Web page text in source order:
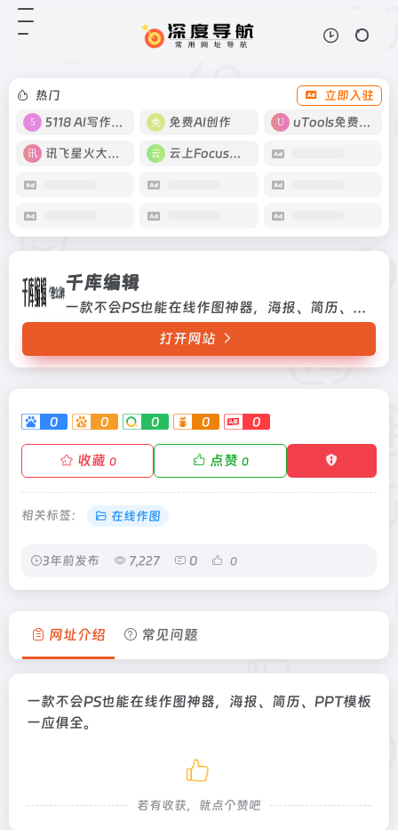
热门
立即入驻
5118 AI写作工具
免费AI创作 uTools免费工具箱
讯飞星火大模型 云上Focus接码
千库编辑
一款不会PS也能在线作图神器，海报、简历、PPT模板一应俱全。
打开网站
0 0 0 0 0
收藏 0 点赞 0
相关标签： 在线作图
3年前发布 7,227 0 0
网址介绍 常见问题
一款不会PS也能在线作图神器，海报、简历、PPT模板
一应俱全。
若有收获，就点个赞吧